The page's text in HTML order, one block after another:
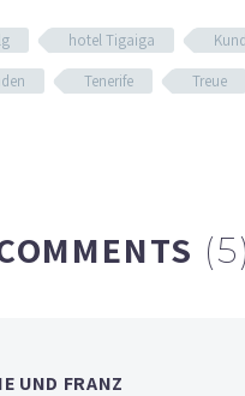
hotel Tigaiga
Tenerife Treue
(5)
UND FRANZ